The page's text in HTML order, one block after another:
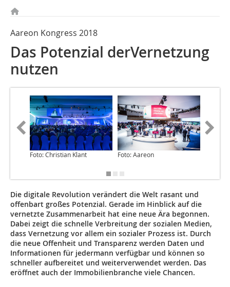
Aareon Kongress 2018
Das Potenzial derVernetzung
nutzen
Foto: Christian Klant Foto: Aareon
Die digitale Revolution verändert die Welt rasant und
offenbart großes Potenzial. Gerade im Hinblick auf die
vernetzte Zusammenarbeit hat eine neue Ära begonnen.
Dabei zeigt die schnelle Verbreitung der sozialen Medien,
dass Vernetzung vor allem ein sozialer Prozess ist. Durch
die neue Offenheit und Transparenz werden Daten und
Informationen für jedermann verfügbar und können so
schneller aufbereitet und weiterverwendet werden. Das
eröffnet auch der Immobilienbranche viele Chancen.